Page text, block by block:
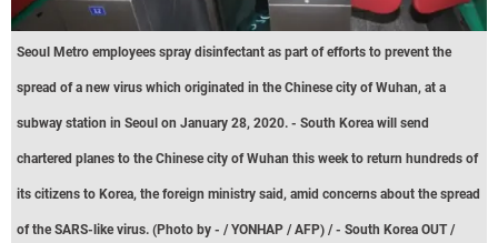
Seoul Metro employees spray disinfectant as part of efforts to prevent the
spread of a new virus which originated in the Chinese city of Wuhan, at a
subway station in Seoul on January 28, 2020. - South Korea will send
chartered planes to the Chinese city of Wuhan this week to return hundreds of
its citizens to Korea, the foreign ministry said, amid concerns about the spread
of the SARS-like virus. (Photo by - / YONHAP / AFP) / - South Korea OUT /